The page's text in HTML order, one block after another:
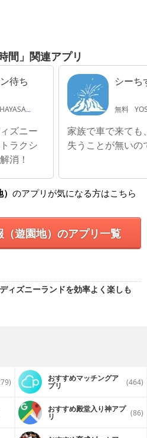
間」関連アプリ
待ち
ズニー
ラクシ
消！
シーち
無料
家族で車で来ても
失うことが無いの
のアプリが気になる方はこちら
遊園地）のアプリ一覧
ィズニーランドを効率よく楽しも
おすすめマッチングア
プリ (464)
おすすめ殿堂入り神アプ
リ (86)